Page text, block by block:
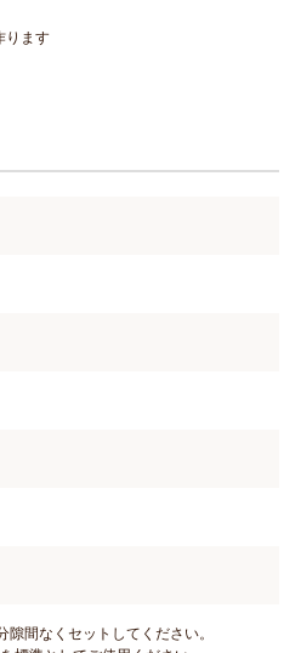
ります
間なくセットしてください。